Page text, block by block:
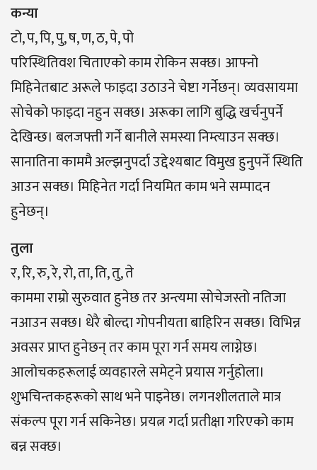
कन्या
टो, प, पि, पु, ष, ण, ठ, पे, पो
परिस्थितिवश चिताएको काम रोकिन सक्छ। आफ्नो
मिहिनेतबाट अरूले फाइदा उठाउने चेष्टा गर्नेछन्। व्यवसायमा
साेचेकाे फाइदा नहुन सक्छ। अरूका लागि बुद्धि खर्चनुपर्ने
देखिन्छ। बलजफ्ती गर्ने बानीले समस्या निम्त्याउन सक्छ।
सानातिना काममै अल्झनुपर्दा उद्देश्यबाट विमुख हुनुपर्ने स्थिति
आउन सक्छ। मिहिनेत गर्दा नियमित काम भने सम्पादन
हुनेछन्।
तुला
र, रि, रु, रे, रो, ता, ति, तु, ते
काममा राम्रो सुरुवात हुनेछ तर अन्त्यमा सोचेजस्तो नतिजा
नआउन सक्छ। धेरै बोल्दा गोपनीयता बाहिरिन सक्छ। विभिन्न
अवसर प्राप्त हुनेछन् तर काम पूरा गर्न समय लाग्नेछ।
आलोचकहरूलाई व्यवहारले समेट्ने प्रयास गर्नुहोला।
शुभचिन्तकहरूको साथ भने पाइनेछ। लगनशीलताले मात्र
संकल्प पूरा गर्न सकिनेछ। प्रयत्न गर्दा प्रतीक्षा गरिएको काम
बन्न सक्छ।